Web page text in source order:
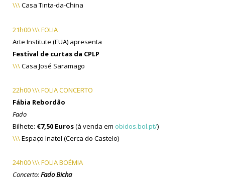
\\\Casa Tinta-da-China
21h00 \\\ FOLIA
Arte Institute (EUA) apresenta
Festival de curtas da CPLP
\\\ Casa José Saramago
22h00 \\\ FOLIA CONCERTO
Fábia Rebordão
Fado
Bilhete: €7,50 Euros(à venda em obidos.bol.pt/)
\\\Espaço Inatel (Cerca do Castelo)
24h00 \\\ FOLIA BOÉMIA
Concerto:Fado Bicha